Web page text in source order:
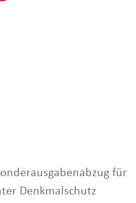
für
Denkmalschutz